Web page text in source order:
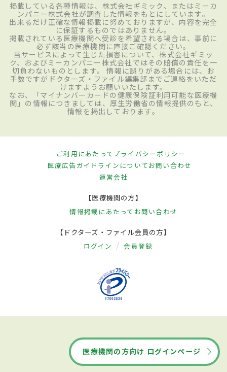
掲載している各種情報は、株式会社ギミック、またはミーカ
ンパニー株式会社が調査した情報をもとにしています。
出来るだけ正確な情報掲載に努めておりますが、内容を完全
に保証するものではありません。
掲載されている医療機関へ受診を希望される場合は、事前に
必ず該当の医療機関に直接ご確認ください。
当サービスによって生じた損害について、株式会社ギミッ
ク、およびミーカンパニー株式会社ではその賠償の責任を一
切負わないものとします。 情報に誤りがある場合には、お
手数ですがドクターズ・ファイル編集部までご連絡をいただ
けますようお願いいたします。
なお、「マイナンバーカードの健康保険証利用可能な医療機
関」の情報につきましては、厚生労働省の情報提供のもと、
情報を掲出しております。
ご利用にあたってプライバシーポリシー
医療広告ガイドラインについてお問い合わせ
運営会社
【医療機関の方】
情報掲載にあたって お問い合わせ
【ドクターズ・ファイル会員の方】
ログイン 会員登録
医療機関の方向け ログインページ